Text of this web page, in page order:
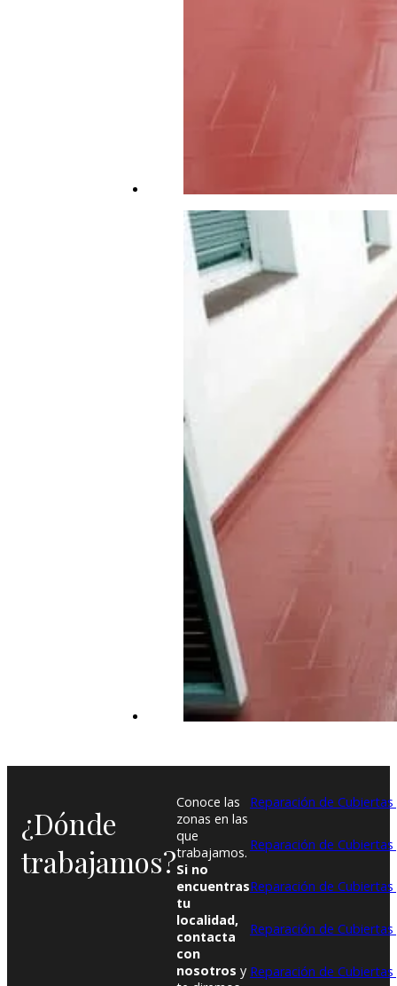
¿Dónde
trabajamos?
Conoce las
zonas en las
que
trabajamos.
Si no
encuentras
tu
localidad,
contacta
con
nosotros y
Reparación de
Reparación de
Reparación de
Reparación de
Reparación de